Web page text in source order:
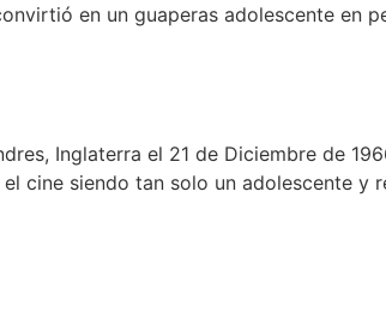
en un guaperas adolescente en
Inglaterra el 21 de Diciembre de
cine siendo tan solo un adolescente y